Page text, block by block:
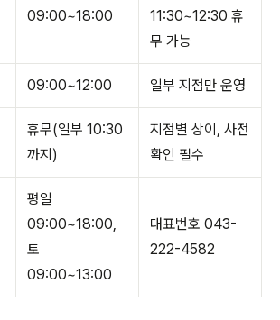
09:00~18:00
11:30~12:30 휴
무 가능
09:00~12:00 일부 지점만 운영
휴무(일부 10:30
까지)
지점별 상이, 사전
확인 필수
평일
09:00~18:00,
토
09:00~13:00
대표번호 043-
222-4582